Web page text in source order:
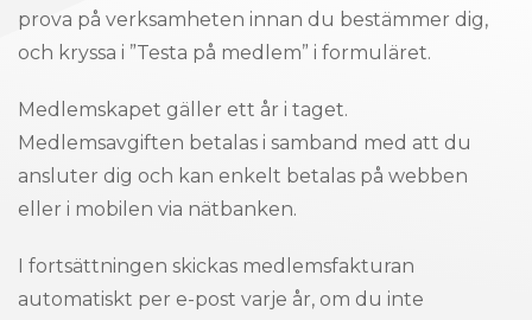
prova på verksamheten innan du bestämmer dig,
och kryssa i ”Testa på medlem” i formuläret.
Medlemskapet gäller ett år i taget.
Medlemsavgiften betalas i samband med att du
ansluter dig och kan enkelt betalas på webben
eller i mobilen via nätbanken.
I fortsättningen skickas medlemsfakturan
automatiskt per e-post varje år, om du inte